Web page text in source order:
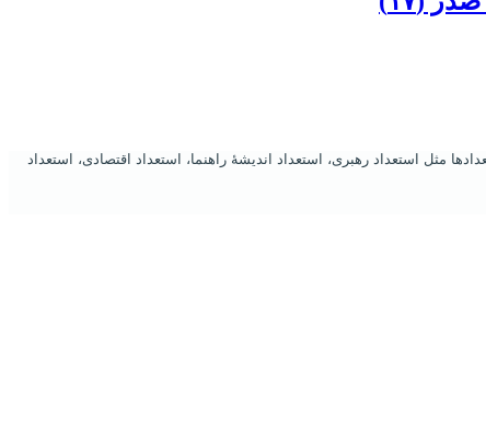
مثل استعداد رهبری، استعداد اندیشۀ راهنما، استعداد اقتصادی، استعداد